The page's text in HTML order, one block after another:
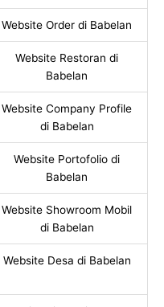
Website Order di Babelan
Website Restoran di
Babelan
Website Company Profile
di Babelan
Website Portofolio di
Babelan
Website Showroom Mobil
di Babelan
Website Desa di Babelan